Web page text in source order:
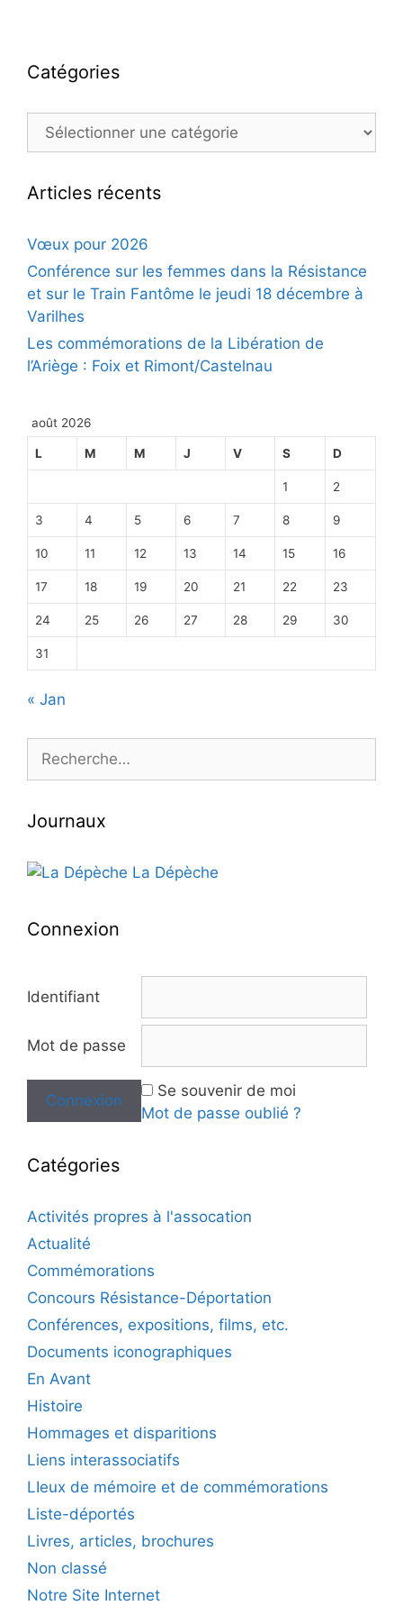
Catégories
Catégories
Articles récents
Vœux pour 2026
Conférence sur les femmes dans la Résistance
et sur le Train Fantôme le jeudi 18 décembre à
Varilhes
Les commémorations de la Libération de
l’Ariège : Foix et Rimont/Castelnau
août 2026
L M M J V S D
1 2
3 4 5 6 7 8 9
10 11 12 13 14 15 16
17 18 19 20 21 22 23
24 25 26 27 28 29 30
31
« Jan
Rechercher :
Journaux
La Dépèche
Connexion
Identifiant
Mot de passe
Se souvenir de moi
Mot de passe oublié ?
Catégories
Activités propres à l'assocation
Actualité
Commémorations
Concours Résistance-Déportation
Conférences, expositions, films, etc.
Documents iconographiques
En Avant
Histoire
Hommages et disparitions
Liens interassociatifs
LIeux de mémoire et de commémorations
Liste-déportés
Livres, articles, brochures
Non classé
Notre Site Internet